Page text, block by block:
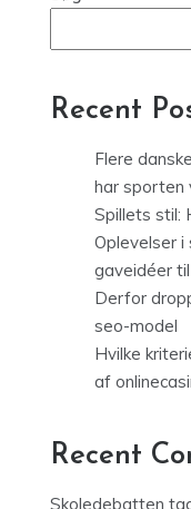
Recent
Flere
har sporten
Spillets stil:
Oplevelser
gaveidéer
Derfor
seo-model
Hvilke
af
Recent
Skoledebatten